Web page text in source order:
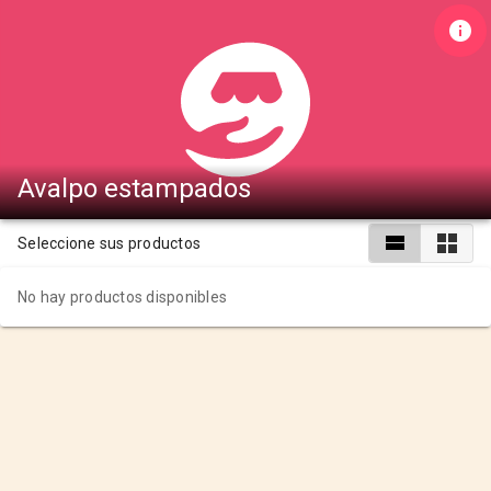
Avalpo estampados
Seleccione sus productos
No hay productos disponibles